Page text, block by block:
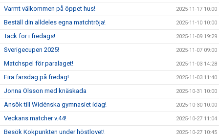
Varmt välkommen på öppet hus! 2025-11-17 10:00
Beställ din alldeles egna matchtröja! 2025-11-10 10:00
Tack för i fredags! 2025-11-09 19:29
Sverigecupen 2025! 2025-11-07 09:00
Matchspel för paralaget! 2025-11-03 14:28
Fira farsdag på fredag! 2025-11-03 11:40
Jonna Olsson med knäskada 2025-10-31 10:00
Ansök till Widénska gymnasiet idag! 2025-10-30 10:00
Veckans matcher v.44! 2025-10-27 11:04
Besök Kokpunkten under höstlovet! 2025-10-27 10:45